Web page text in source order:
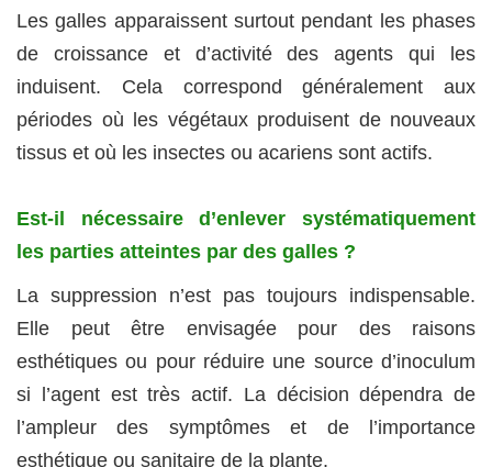
Les galles apparaissent surtout pendant les phases
de croissance et d’activité des agents qui les
induisent. Cela correspond généralement aux
périodes où les végétaux produisent de nouveaux
tissus et où les insectes ou acariens sont actifs.
Est-il nécessaire d’enlever systématiquement
les parties atteintes par des galles ?
La suppression n’est pas toujours indispensable.
Elle peut être envisagée pour des raisons
esthétiques ou pour réduire une source d’inoculum
si l’agent est très actif. La décision dépendra de
l’ampleur des symptômes et de l’importance
esthétique ou sanitaire de la plante.